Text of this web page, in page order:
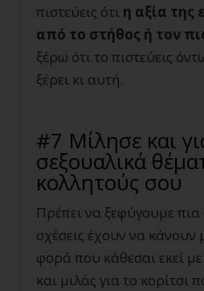
πιστεύεις ότι η αξία της
από το στήθος ή τον
ξέρω ότι το πιστεύεις
ξέρει κι αυτή.
#7 Μίλησε και
σεξουαλικά
κολλητούς σου
Πρέπει να ξεφύγουμε πια
σχέσεις έχουν να κάνουν
φορά που κάθεσαι εκεί
και μιλάς για το κορίτσι